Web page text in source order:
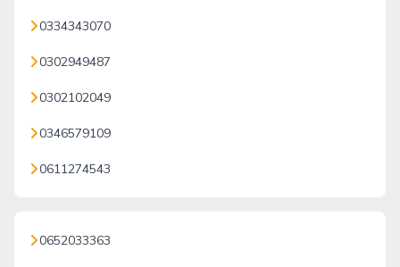
0334343070
0302949487
0302102049
0346579109
0611274543
0652033363